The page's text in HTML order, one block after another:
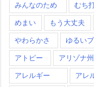
みんなのため むち
めまい もう大丈夫
やわらかさ ゆるい
アトピー アリゾナ州
アレルギー アレ